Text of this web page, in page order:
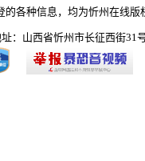
的各种信息，均为忻州在线
：山西省忻州市长征西街31